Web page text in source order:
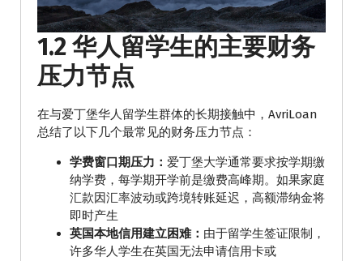
1.2 华人留学生的主要财务
压力节点
在与爱丁堡华人留学生群体的长期接触中，AvriLoan
总结了以下几个最常见的财务压力节点：
学费窗口期压力： 爱丁堡大学通常要求按学期缴
纳学费，每学期开学前是缴费高峰期。如果家庭
汇款因汇率波动或跨境转账延迟，高额滞纳金将
即时产生
英国本地信用建立困难： 由于留学生签证限制，
许多华人学生在英国无法申请信用卡或